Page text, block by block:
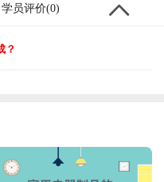
学员评价(0)
？